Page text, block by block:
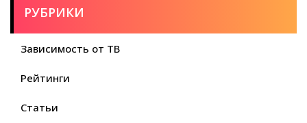
РУБРИКИ
Зависимость от ТВ
Рейтинги
Статьи